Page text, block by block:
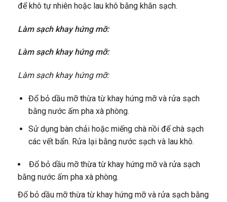
để khô tự nhiên hoặc lau khô bằng khăn sạch.
Làm sạch khay hứng mỡ:
Làm sạch khay hứng mỡ:
Làm sạch khay hứng mỡ:
Đổ bỏ dầu mỡ thừa từ khay hứng mỡ và rửa sạch
bằng nước ấm pha xà phòng.
Sử dụng bàn chải hoặc miếng chà nồi để chà sạch
các vết bẩn. Rửa lại bằng nước sạch và lau khô.
Đổ bỏ dầu mỡ thừa từ khay hứng mỡ và rửa sạch
bằng nước ấm pha xà phòng.
Đổ bỏ dầu mỡ thừa từ khay hứng mỡ và rửa sạch bằng